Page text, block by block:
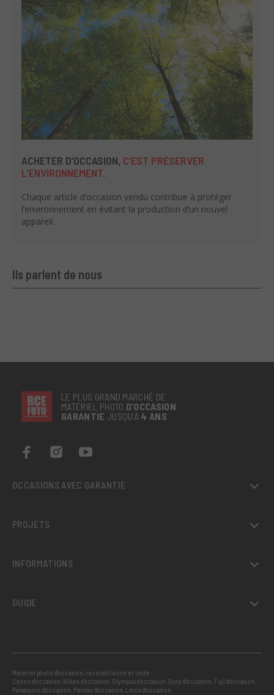
ACHETER D’OCCASION, C’EST PRÉSERVER
L’ENVIRONNEMENT.
Chaque article d’occasion vendu contribue à protéger
l’environnement en évitant la production d’un nouvel
appareil.
Ils parlent de nous
LE PLUS GRAND MARCHÉ DE
MATÉRIEL PHOTO D’OCCASION
GARANTIE JUSQU’À 4 ANS
OCCASIONS AVEC GARANTIE
PROJETS
INFORMATIONS
GUIDE
Matériel photo d’occasion, reconditionné et testé :
Canon d’occasion, Nikon d’occasion, Olympus d’occasion,Sony d’occasion, Fuji d’occasion,
Panasonic d’occasion, Pentax d’occasion, Leica d’occasion